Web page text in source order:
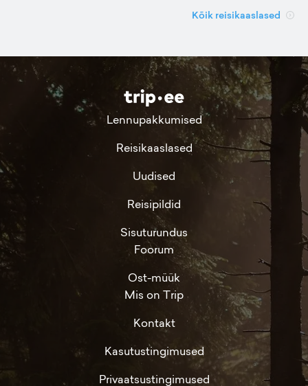
Kõik reisikaaslased
Lennupakkumised
Reisikaaslased
Uudised
Reisipildid
Sisuturundus
Foorum
Ost-müük
Mis on Trip
Kontakt
Kasutustingimused
Privaatsustingimused